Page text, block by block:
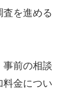
査を進める
事前の相談
料金につい